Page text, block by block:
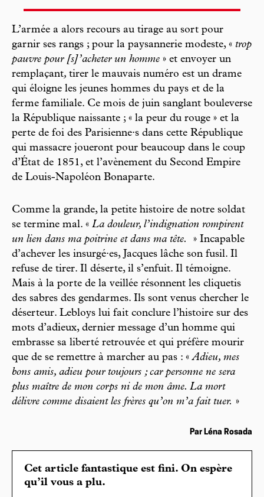
L’armée a alors recours au tirage au sort pour
garnir ses rangs ; pour la paysannerie modeste, « trop
pauvre pour [s]’acheter un homme » et envoyer un
remplaçant, tirer le mauvais numéro est un drame
qui éloigne les jeunes hommes du pays et de la
ferme familiale. Ce mois de juin sanglant bouleverse
la République naissante ; « la peur du rouge » et la
perte de foi des Parisienne·s dans cette République
qui massacre joueront pour beaucoup dans le coup
d’État de 1851, et l’avènement du Second Empire
de Louis-Napoléon Bonaparte.
Comme la grande, la petite histoire de notre soldat
se termine mal. « La douleur, l’indignation rompirent
un lien dans ma poitrine et dans ma tête.
» Incapable
d’achever les insurgé·es, Jacques lâche son fusil. Il
refuse de tirer. Il déserte, il s’enfuit. Il témoigne.
Mais à la porte de la veillée résonnent les cliquetis
des sabres des gendarmes. Ils sont venus chercher le
déserteur. Lebloys lui fait conclure l’histoire sur des
mots d’adieux, dernier message d’un homme qui
embrasse sa liberté retrouvée et qui préfère mourir
que de se remettre à marcher au pas : «Adieu, mes
bons amis, adieu pour toujours ; car personne ne sera
plus maître de mon corps ni de mon âme. La mort
délivre comme disaient les frères qu’on m’a fait tuer. »
Par Léna Rosada
Cet article fantastique est fini. On espère
qu’il vous a plu.